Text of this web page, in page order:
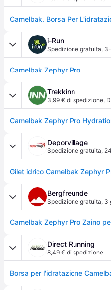
i-Run
Spedizione gratuita,
Camelbak Zephyr Pro
Trekkinn
3,99 € di spedizione,
Deporvillage
Spedizione gratuita,
Bergfreunde
Spedizione gratuita, 3
Direct Running
8,49 € di spedizione